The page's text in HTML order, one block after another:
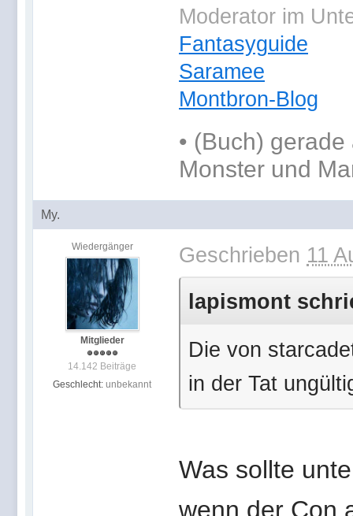
Moderator im
Fantasyguide
Saramee
Montbron-Blog
• (Buch) gerade
Monster und
My.
Wiedergänger
Mitglieder
14.142 Beiträge
Geschlecht: unbekannt
Geschrieben 11
lapismont
Die von
in der Tat
Was sollte
wenn der Con